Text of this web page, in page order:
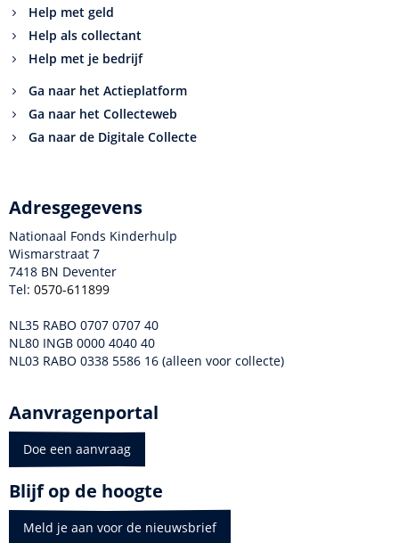
Help met geld
Help als collectant
Help met je bedrijf
Ga naar het Actieplatform
Ga naar het Collecteweb
Ga naar de Digitale Collecte
Adresgegevens
Nationaal Fonds Kinderhulp
Wismarstraat 7
7418 BN Deventer
Tel: 0570-611899
NL35 RABO 0707 0707 40
NL80 INGB 0000 4040 40
NL03 RABO 0338 5586 16 (alleen voor collecte)
Aanvragenportal
Doe een aanvraag
Blijf op de hoogte
Meld je aan voor de nieuwsbrief